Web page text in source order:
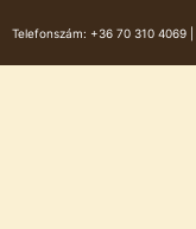
to
content
Telefonszám: +36 70 310 4069 |